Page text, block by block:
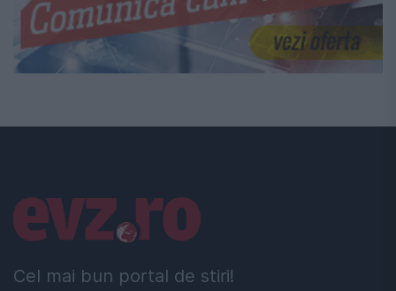
Cel mai bun portal de stiri!
Linkuri utile